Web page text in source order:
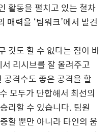
활동을 펼치고 있는 철차
매력을 ‘팀워크’에서 발견
것도 할 수 없다는 점이 바
리시브를 잘 올려주고
격수도 좋은 공격을 할
모두가 단합해서 최선의
리할 수 있습니다. 팀원
할 뿐만 아니라 타인의 움